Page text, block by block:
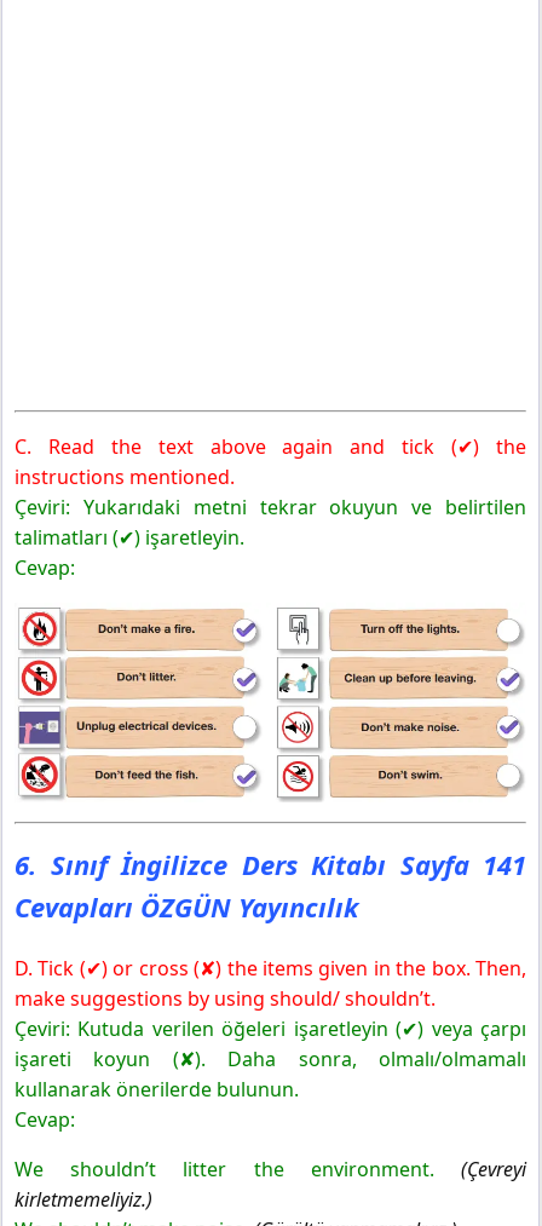
C. Read the text above again and tick (✔) the
instructions mentioned.
Çeviri: Yukarıdaki metni tekrar okuyun ve belirtilen
talimatları (✔) işaretleyin.
Cevap:
6. Sınıf İngilizce Ders Kitabı Sayfa 141
Cevapları ÖZGÜN Yayıncılık
D. Tick (✔) or cross (✘) the items given in the box. Then,
make suggestions by using should/ shouldn’t.
Çeviri: Kutuda verilen öğeleri işaretleyin (✔) veya çarpı
işareti koyun (✘). Daha sonra, olmalı/olmamalı
kullanarak önerilerde bulunun.
Cevap:
We shouldn’t litter the environment. (Çevreyi
kirletmemeliyiz.)